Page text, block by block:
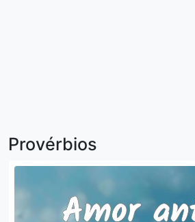
Provérbios